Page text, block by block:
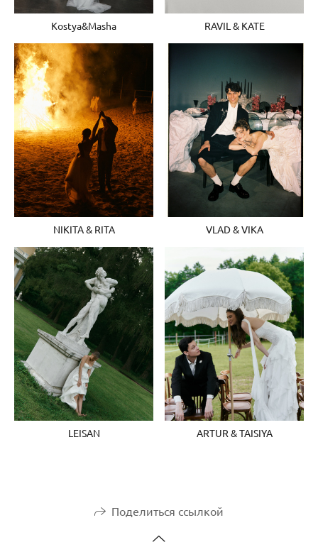
Kostya&Masha RAVIL & KATE
NIKITA & RITA VLAD & VIKA
LEISAN ARTUR & TAISIYA
Поделиться ссылкой